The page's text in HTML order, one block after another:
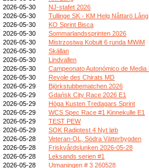
2026-05-30
NJ-stafet 2026
2026-05-30
Tullinge SK - KM Helg Nåttarö Lång
2026-05-30
KO Sprint Bisca
2026-05-30
Sommarlandssprinten 2026
2026-05-30
Mistrzostwa Kobułt 6 runda MWiM
2026-05-30
Skällan
2026-05-30
Lindvallen
2026-05-30
Campeonato Autonómico de
2026-05-30
Revole des Chirats MD
2026-05-29
Björkstubbematchen 2026
2026-05-29
Gdańsk City Race 2026 E1
2026-05-29
Höga Kusten Tredagars Sprint
2026-05-29
WCS Spec Race #1 Kinnekulle E1
2026-05-29
TEST PEW
2026-05-29
SOK Radiotest 4 Nyt løb
2026-05-28
Veteran-OL, Södra Vätterbygden
2026-05-28
Friskvårdslunken 2026-05-28
2026-05-28
Leksands serien #1
2026-05-28
Utmaningen # 3 260528